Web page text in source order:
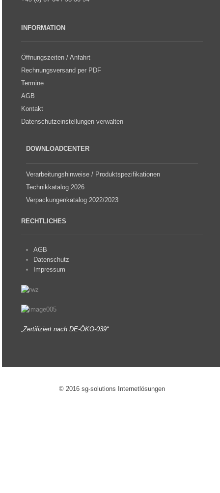
INFORMATION
Öffnungszeiten / Anfahrt
Rechnungsversand per PDF
Termine
AGB
Kontakt
Datenschutzeinstellungen verwalten
DOWNLOADCENTER
Verarbeitungshinweise / Produktspezifikationen
Technikkatalog 2026
Verpackungenkatalog 2022/2023
RECHTLICHES
AGB
Datenschutz
Impressum
„Zertifiziert nach DE-ÖKO-039“
© 2016 sg-solutions Internetlösungen